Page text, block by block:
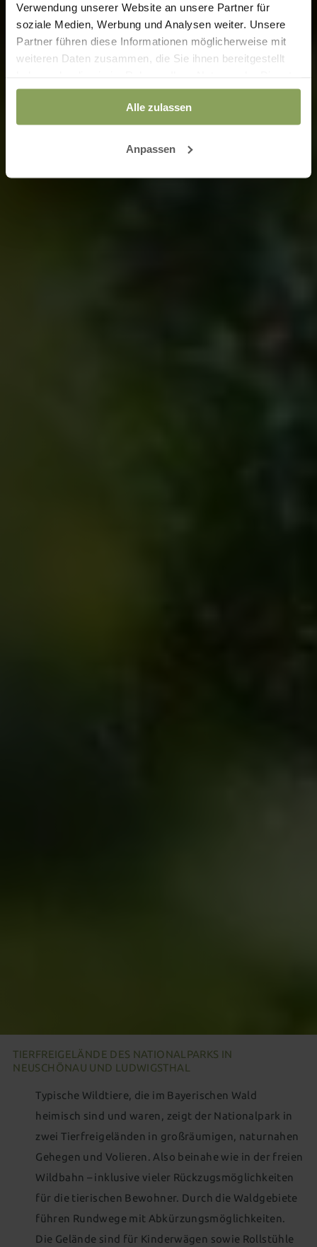
Verwendung unserer Website an unsere Partner für
soziale Medien, Werbung und Analysen weiter. Unsere
Partner führen diese Informationen möglicherweise mit
weiteren Daten zusammen, die Sie ihnen bereitgestellt
gesammelt haben.
Alle zulassen
Anpassen
TIERFREIGELÄNDE DES NATIONALPARKS IN
NEUSCHÖNAU UND LUDWIGSTHAL
Typische Wildtiere, die im Bayerischen Wald
heimisch sind und waren, zeigt der Nationalpark in
zwei Tierfreigeländen in großräumigen, naturnahen
Gehegen und Volieren. Also beinahe wie in der freien
Wildbahn – inklusive vieler Rückzugsmöglichkeiten
für die tierischen Bewohner. Durch die Waldgebiete
führen Rundwege mit Abkürzungsmöglichkeiten.
Die Gelände sind für Kinderwägen sowie Rollstühle